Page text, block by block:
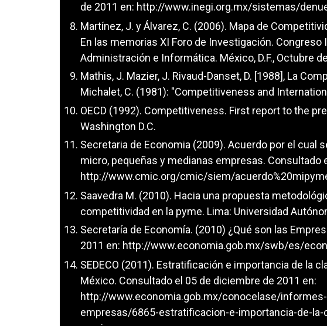
de 2011 en: http://www.inegi.org.mx/sistemas/
Martínez, J. y Álvarez, C. (2006). Mapa de
En las memorias XI Foro de Investigación. Congreso
Administración e Informática. México, D.F., Octubre
Mathis, J. Mazier, J. Rivaud-Danset, D. [1988], La
Michalet, C. (1981): "Competitiveness and
OECD (1992). Competitiveness. First report to the
Washington D.C.
Secretaria de Economia (2009). Acuerdo por el cual
micro, pequeñas y medianas empresas. Consultado
http://www.cmic.org/cmic/siem/
Saavedra M. (2010). Hacia una propuesta
competitividad en la pyme. Lima: Universidad
Secretaría de Economía. (2010) ¿Qué son las
2011 en: http://www.economia.gob.mx/swb/es/
SEDECO (2011). Estratificación e importancia de la
México. Consultado el 05 de diciembre de 2011 en:
http://www.economia.gob.mx/conocelase/
empresas/6865-estratificacion-e-importancia-de-